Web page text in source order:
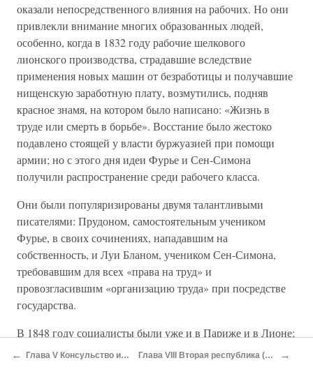
оказали непосредственного влияния на рабочих. Но они
привлекли внимание многих образованных людей,
особенно, когда в 1832 году рабочие шелкового
лионского производства, страдавшие вследствие
применения новых машин от безработицы и получавшие
нищенскую заработную плату, возмутились, подняв
красное знамя, на котором было написано: «Жизнь в
труде или смерть в борьбе». Восстание было жестоко
подавлено стоящей у власти буржуазией при помощи
армии; но с этого дня идеи Фурье и Сен-Симона
получили распространение среди рабочего класса.
Они были популяризированы двумя талантливыми
писателями: Прудоном, самостоятельным учеником
Фурье, в своих сочинениях, нападавшим на
собственность, и Луи Бланом, учеником Сен-Симона,
требовавшим для всех «права на труд» и
провозгласившим «организацию труда» при посредстве
государства.
В 1848 году социалисты были уже и в Париже и в Лионе;
впрочем, их число было еще невелико. Как
← Глава V Консульство и империя Глава VIII Вторая республика (1848–1851) →